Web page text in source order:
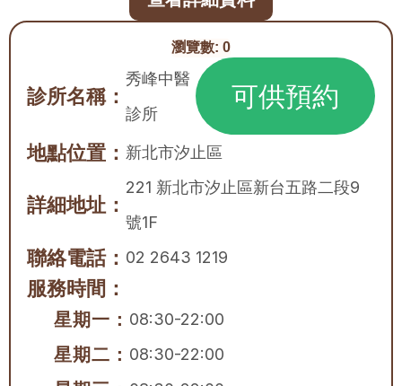
瀏覽數: 0
診所名稱：
秀峰中醫
診所
可供預約
地點位置： 新北市汐止區
詳細地址：
221 新北市汐止區新台五路二段9
號1F
聯絡電話： 02 2643 1219
服務時間：
星期一： 08:30-22:00
星期二： 08:30-22:00